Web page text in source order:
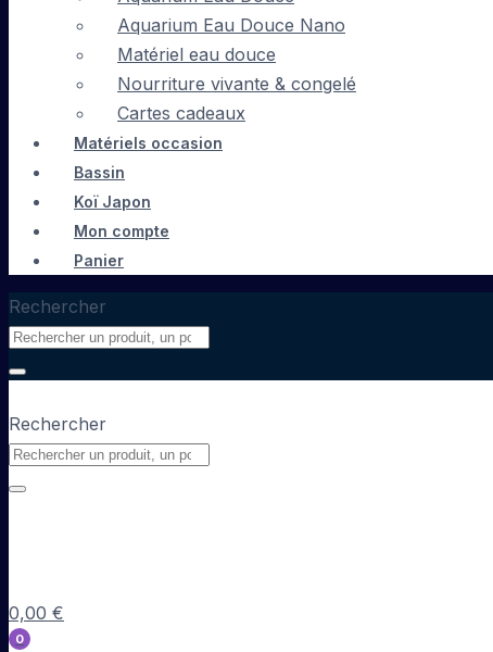
Aquarium Eau Douce Nano
Matériel eau douce
Nourriture vivante & congelé
Cartes cadeaux
Matériels occasion
Bassin
Koï Japon
Mon compte
Panier
Rechercher
Rechercher
0,00 €
0